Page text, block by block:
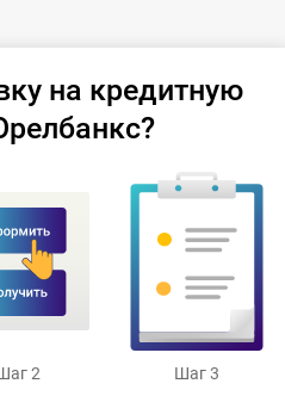
на кредитную
2
Шаг 3